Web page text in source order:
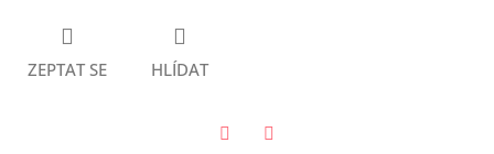
ZEPTAT SE HLÍDAT